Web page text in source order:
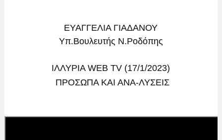
ΕΥΑΓΓΕΛΙΑ ΓΙΑΔΑΝΟΥ
Υπ.Βουλευτής Ν.Ροδόπης
ΙΛΛΥΡΙΑ WEB TV (17/1/2023)
ΠΡΟΣΩΠΑ ΚΑΙ ΑΝΑ-ΛΥΣΕΙΣ